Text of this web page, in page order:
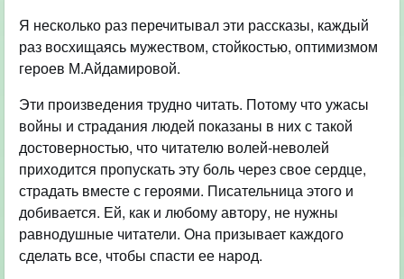
Я несколько раз перечитывал эти рассказы, каждый
раз восхищаясь мужеством, стойкостью, оптимизмом
героев М.Айдамировой.
Эти произведения трудно читать. Потому что ужасы
войны и страдания людей показаны в них с такой
достоверностью, что читателю волей-неволей
приходится пропускать эту боль через свое сердце,
страдать вместе с героями. Писательница этого и
добивается. Ей, как и любому автору, не нужны
равнодушные читатели. Она призывает каждого
сделать все, чтобы спасти ее народ.